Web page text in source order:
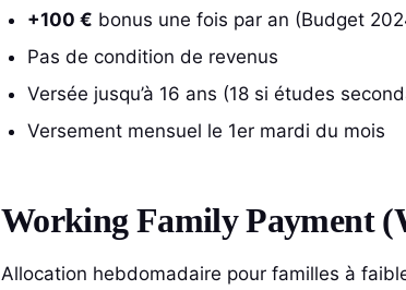
+100 € bonus une fois par an (Budget
Pas de condition de revenus
Versée jusqu’à 16 ans (18 si études
Versement mensuel le 1er mardi du mois
Working Family Payment
Allocation hebdomadaire pour familles à